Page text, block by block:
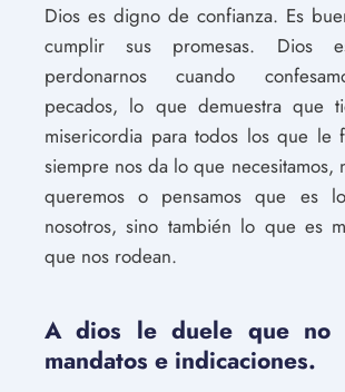
Dios es digno de confianza. Es
cumplir sus promesas. Dios
perdonarnos cuando
pecados, lo que demuestra que
misericordia para todos los que le
siempre nos da lo que necesitamos,
queremos o pensamos que es
nosotros, sino también lo que es
que nos rodean.
A dios le duele que no
mandatos e indicaciones.